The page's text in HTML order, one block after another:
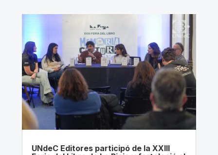
UNdeC Editores participó de la XXIII